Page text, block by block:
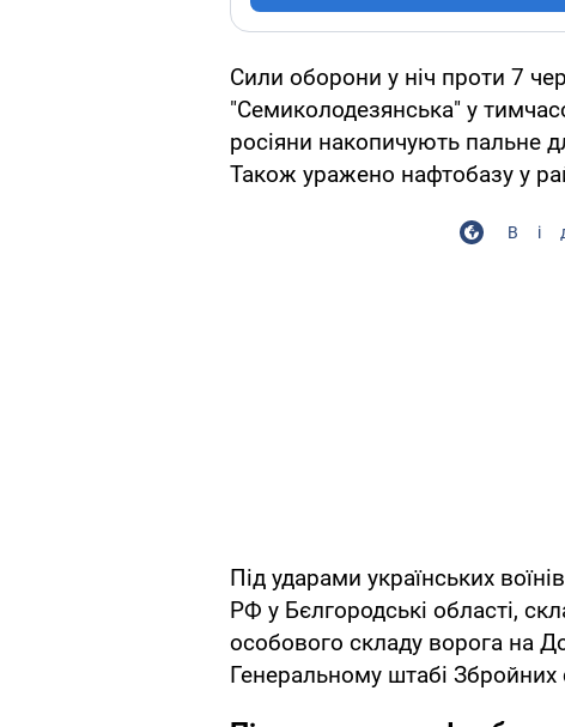
Сили оборони у ніч проти 7
"Семиколодезянська" у
росіяни накопичують пальне
Також уражено нафтобазу у
Під ударами українських
РФ у Бєлгородські області,
особового складу ворога на
Генеральному штабі Збройних